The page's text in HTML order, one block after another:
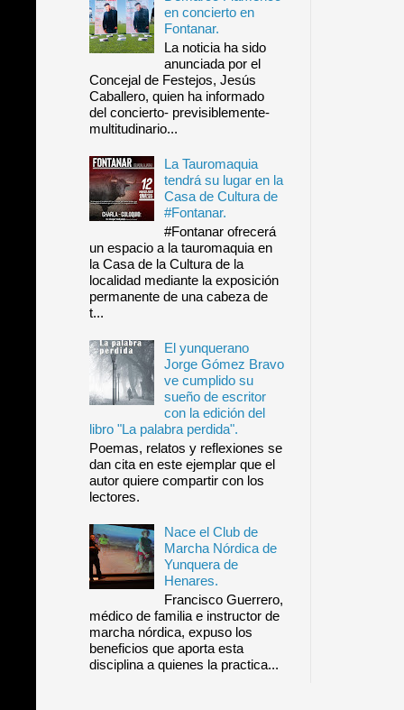
en concierto en
Fontanar.
La noticia ha sido
anunciada por el
Concejal de Festejos, Jesús
Caballero, quien ha informado
del concierto- previsiblemente-
multitudinario...
La Tauromaquia
tendrá su lugar en la
Casa de Cultura de
#Fontanar.
#Fontanar ofrecerá
un espacio a la tauromaquia en
la Casa de la Cultura de la
localidad mediante la exposición
permanente de una cabeza de
t...
El yunquerano
Jorge Gómez Bravo
ve cumplido su
sueño de escritor
con la edición del
libro "La palabra perdida".
Poemas, relatos y reflexiones se
dan cita en este ejemplar que el
autor quiere compartir con los
lectores.
Nace el Club de
Marcha Nórdica de
Yunquera de
Henares.
Francisco Guerrero,
médico de familia e instructor de
marcha nórdica, expuso los
beneficios que aporta esta
disciplina a quienes la practica...